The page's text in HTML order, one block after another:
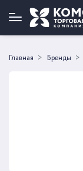
Главная Бренды